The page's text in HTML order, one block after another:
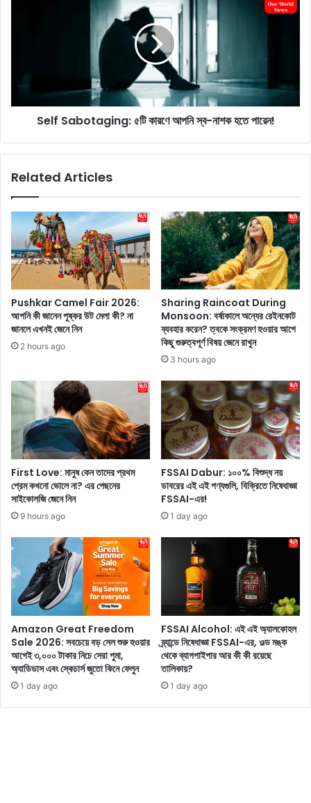
জ
না
যা
লো
ভে
রা
,
ত্ব
কে
ত্নে
ন
টি
র্য
ক
রী
?
t
g
টি
কা
র
ণে
আ
নি
স্ব
না
ক
হ
তে
পা
!
Self Sabotaging: ৫টি কারণে আপনি স্ব-নাশক হতে পারেন!
Related Articles
Pushkar Camel Fair 2026:
আপনি কী জানেন পুষ্কর উট মেলা কী? না
জানলে এখনই জেনে নিন
2 hours ago
Sharing Raincoat During
Monsoon: বর্ষাকালে অন্যের রেইনকোট
ব্যবহার করেন? ত্বকে সংক্রমণ হওয়ার আগে
কিছু গুরুত্বপূর্ণ বিষয় জেনে রাখুন
3 hours ago
First Love: মানুষ কেন তাদের প্রথম
প্রেম কখনো ভোলে না? এর পেছনের
সাইকোলজি জেনে নিন
9 hours ago
FSSAI Dabur: ১০০% বিশুদ্ধ নয়
ডাবরের এই এই পণ্যগুলি, বিক্রিতে নিষেধাজ্ঞা
FSSAI-এর!
1 day ago
Amazon Great Freedom
Sale 2026: সবচেয়ে বড় সেল শুরু হওয়ার
আগেই ৩,০০০ টাকার নিচে সেরা পুমা,
অ্যাডিডাস এবং স্কেচার্স জুতো কিনে ফেলুন
1 day ago
FSSAI Alcohol: এই এই অ্যালকোহল
ব্র্যান্ডে নিষেধাজ্ঞা FSSAI-এর, ওল্ড মঙ্ক
থেকে ব্যাগপাইপার আর কী কী রয়েছে
তালিকায়?
1 day ago